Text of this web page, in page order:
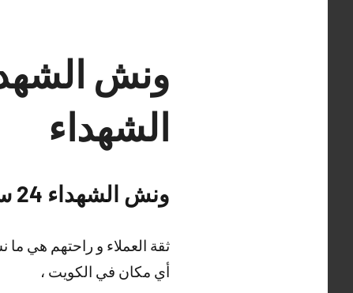
الشهداء
ونش الشهداء 24 ساعة
ثقة العملاء و راحتهم هي
أي مكان في الكويت ،